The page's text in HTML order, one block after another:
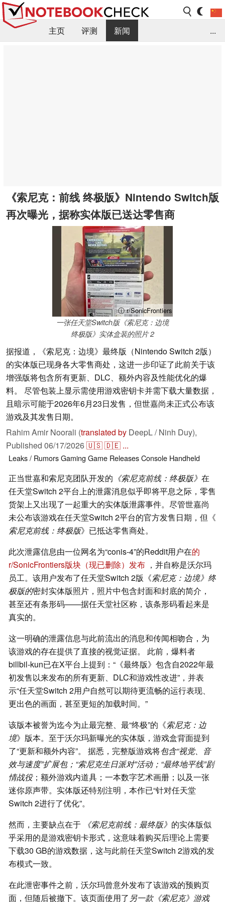
主页 评测
新闻
...
《索尼克：前线 终极版》Nintendo Switch版
再次曝光，据称实体版已送达零售商
ⓘ r/SonicFrontiers
一张任天堂Switch版《索尼克：边境
终极版》实体盒装的照片 2
据报道，《索尼克：边境》最终版（Nintendo Switch 2版）
的实体版已现身各大零售商处，这进一步印证了此前关于该
增强版将包含所有更新、DLC、额外内容及性能优化的爆
料。 尽管包装上显示需使用游戏密钥卡并需下载大量数据，
且暗示可能于2026年6月23日发售，但世嘉尚未正式公布该
游戏及其发售日期。
Rahim Amir Noorali (translated by DeepL / Ninh Duy),
Published 06/17/2026🇺🇸🇩🇪 ...
Leaks / RumorsGaming Game ReleasesConsole Handheld
正当世嘉和索尼克团队开发的 《索尼克前线：终极版》 在
任天堂Switch 2平台上的泄露消息似乎即将平息之际，零售
货架上又出现了一起重大的实体版泄露事件。 尽管世嘉尚
未公布该游戏在任天堂Switch 2平台的官方发售日期，但《
索尼克前线：终极版》已抵达零售商处。
此次泄露信息由一位网名为“conis-4”的Reddit用户在的
r/SonicFrontiers版块（现已删除）发布 ，并自称是沃尔玛
员工。该用户发布了任天堂Switch 2版《索尼克：边境》终
极版的密封实体版照片，照片中包含封面和封底的简介，
甚至还有条形码——据任天堂社区称，该条形码看起来是
真实的。
这一明确的泄露信息与此前流出的消息和传闻相吻合，为
该游戏的存在提供了直接的视觉证据。 此前，爆料者
billbil-kun已在X平台上提到：“《最终版》包含自2022年最
初发售以来发布的所有更新、DLC和游戏性改进”，并表
示“任天堂Switch 2用户自然可以期待更流畅的运行表现、
更出色的画面，甚至更短的加载时间。”
该版本被誉为迄今为止最完整、最“终极”的《索尼克：边
境》版本。至于沃尔玛新曝光的实体版，游戏盒背面提到
了“更新和额外内容”。 据悉，完整版游戏将包含“视觉、音
效与速度”扩展包；“索尼克生日派对”活动；“最终地平线”剧
情战役；额外游戏内道具；一本数字艺术画册；以及一张
迷你原声带。实体版还特别注明，本作已“针对任天堂
Switch 2进行了优化”。
然而，主要缺点在于 《索尼克前线：最终版》 的实体版似
乎采用的是游戏密钥卡形式，这意味着购买后理论上需要
下载30 GB的游戏数据，这与此前任天堂Switch 2游戏的发
布模式一致。
在此泄密事件之前，沃尔玛曾意外发布了该游戏的预购页
面，但随后被撤下。该页面使用了 另一款《索尼克》游戏